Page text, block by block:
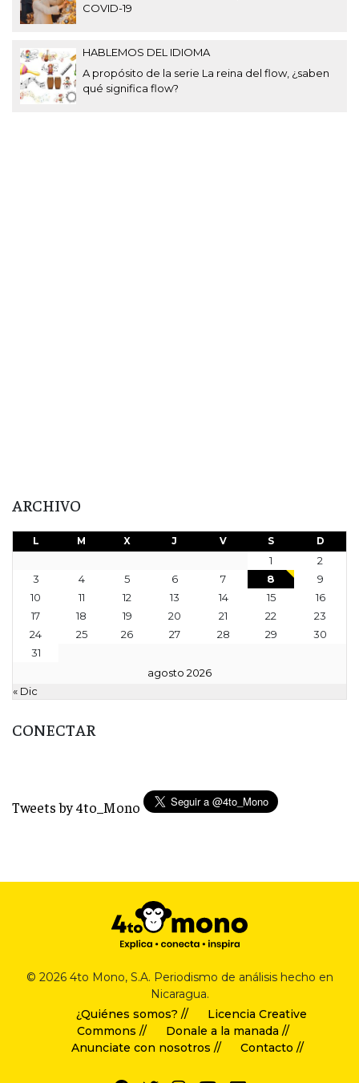
COVID-19
HABLEMOS DEL IDIOMA
A propósito de la serie La reina del flow, ¿saben
qué significa flow?
ARCHIVO
agosto 2026
L M X J V S D
1
2
3
4 5 6 7 8
9
10
11 12 13 14 15
16
17
18 19 20 21 22
23
24
25 26 27 28 29
30
31
« Dic
CONECTAR
Tweets by 4to_Mono
© 2026 4to Mono, S.A. Periodismo de análisis hecho en
Nicaragua.
¿Quiénes somos? //
Licencia Creative
Commons //
Donale a la manada //
Anunciate con nosotros //
Contacto //